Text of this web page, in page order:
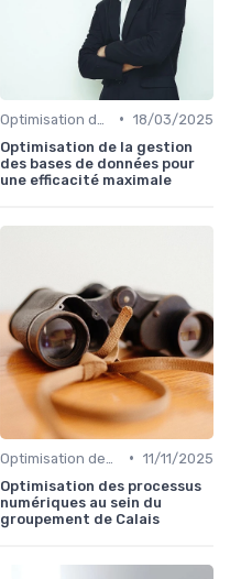
• 18/03/2025
Optimisation de la gestion
des bases de données pour
une efficacité maximale
• 11/11/2025
Optimisation des processus
numériques au sein du
groupement de Calais